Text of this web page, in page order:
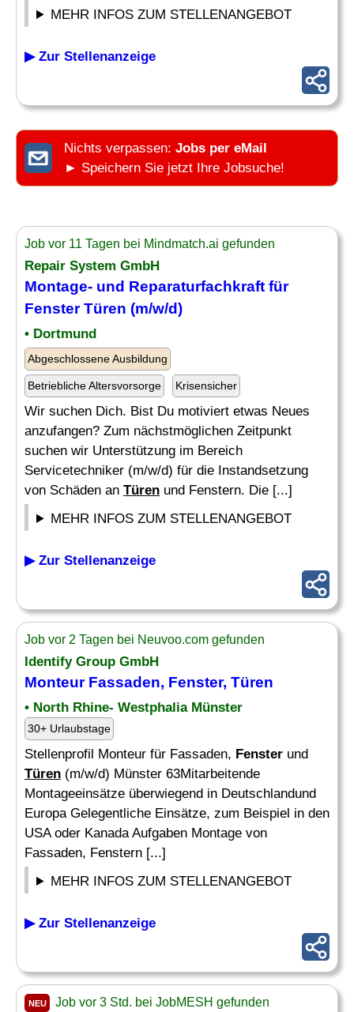
MEHR INFOS ZUM STELLENANGEBOT
▶ Zur Stellenanzeige
Nichts verpassen: Jobs per eMail
► Speichern Sie jetzt Ihre Jobsuche!
Job vor 11 Tagen bei Mindmatch.ai gefunden
Repair System GmbH
Montage- und Reparaturfachkraft für
Fenster Türen (m/w/d)
• Dortmund
Abgeschlossene Ausbildung
Betriebliche Altersvorsorge Krisensicher
Wir suchen Dich. Bist Du motiviert etwas Neues
anzufangen? Zum nächstmöglichen Zeitpunkt
suchen wir Unterstützung im Bereich
Servicetechniker (m/w/d) für die Instandsetzung
von Schäden an Türen und Fenstern. Die [...]
MEHR INFOS ZUM STELLENANGEBOT
▶ Zur Stellenanzeige
Job vor 2 Tagen bei Neuvoo.com gefunden
Identify Group GmbH
Monteur Fassaden, Fenster, Türen
• North Rhine- Westphalia Münster
30+ Urlaubstage
Stellenprofil Monteur für Fassaden, Fenster und
Türen (m/w/d) Münster 63Mitarbeitende
Montageeinsätze überwiegend in Deutschlandund
Europa Gelegentliche Einsätze, zum Beispiel in den
USA oder Kanada Aufgaben Montage von
Fassaden, Fenstern [...]
MEHR INFOS ZUM STELLENANGEBOT
▶ Zur Stellenanzeige
NEU Job vor 3 Std. bei JobMESH gefunden